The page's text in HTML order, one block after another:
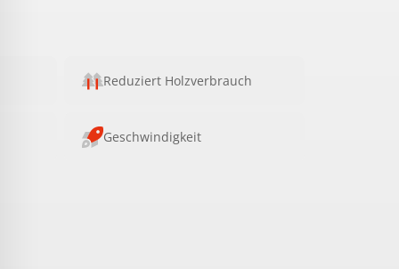
Reduziert Holzverbrauch
Geschwindigkeit